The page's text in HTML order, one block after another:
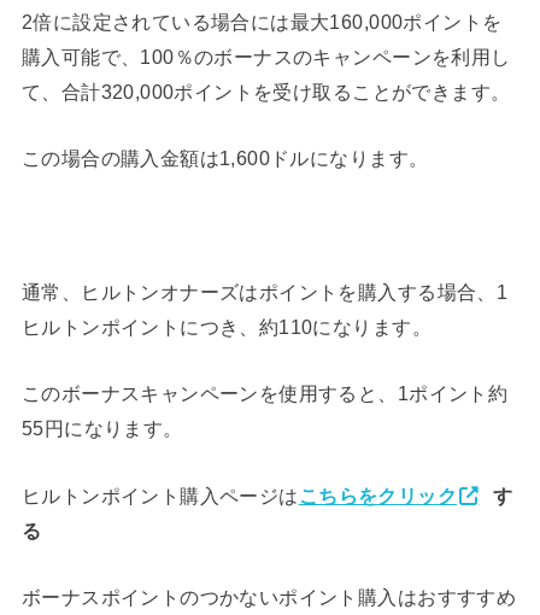
2倍に設定されている場合には最大160,000ポイントを
購入可能で、100％のボーナスのキャンペーンを利用し
て、合計320,000ポイントを受け取ることができます。
この場合の購入金額は1,600ドルになります。
通常、ヒルトンオナーズはポイントを購入する場合、1
ヒルトンポイントにつき、約110になります。
このボーナスキャンペーンを使用すると、1ポイント約
55円になります。
ヒルトンポイント購入ページは こちらをクリック
す
る
ボーナスポイントのつかないポイント購入はおすすすめ